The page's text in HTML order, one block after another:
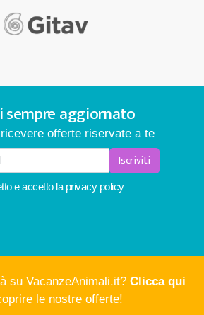
sempre aggiornato
offerte riservate a te
Iscriviti
e accetto la privacy policy
su VacanzeAnimali.it? Clicca qui
le nostre offerte!